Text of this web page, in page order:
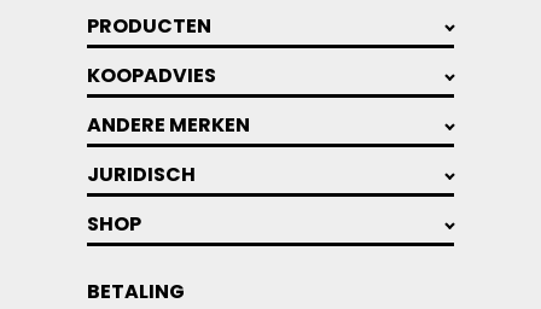
PRODUCTEN
KOOPADVIES
ANDERE MERKEN
JURIDISCH
SHOP
BETALING